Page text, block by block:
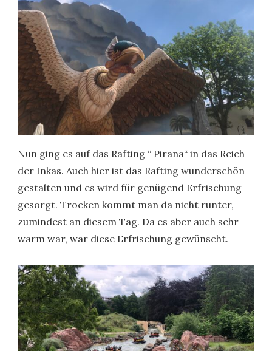
Nun ging es auf das Rafting “ Pirana“ in das Reich
der Inkas. Auch hier ist das Rafting wunderschön
gestalten und es wird für genügend Erfrischung
gesorgt. Trocken kommt man da nicht runter,
zumindest an diesem Tag. Da es aber auch sehr
warm war, war diese Erfrischung gewünscht.